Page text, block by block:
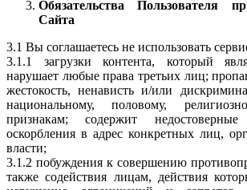
Обязательства Пользователя
Сайта
3.1 Вы соглашаетесь не использовать
3.1.1 загрузки контента, который
нарушает любые права третьих лиц;
жестокость, ненависть и/или
национальному, половому,
признакам; содержит
оскорбления в адрес конкретных лиц,
власти;
3.1.2 побуждения к совершению
также содействия лицам, действия